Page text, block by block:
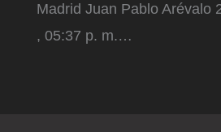
Madrid Juan Pablo Arévalo
, 05:37 p. m.…